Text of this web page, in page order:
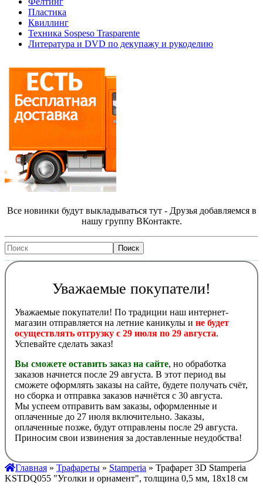
Пластика
Квиллинг
Техника Sospeso Trasparente
Литература и DVD по декупажу и рукоделию
Все новинки будут выкладываться тут - Друзья добавляемся в
нашу группу ВКонтакте.
Уважаемые покупатели!
Уважаемые покупатели! По традиции наш интернет-
магазин отправляется на летние каникулы и не будет
осуществлять отгрузку с 29 июля по 29 августа.
Успевайте сделать заказ!
Вы сможете оставить заказ на сайте, но обработка
заказов начнется после 29 августа. В этот период вы
сможете оформлять заказы на сайте, будете получать счёт,
но сборка и отправка заказов начнётся с 30 августа.
Мы успеем отправить вам заказы, оформленные и
оплаченные до 27 июля включительно. Заказы,
оплаченные позже, будут отправлены после 29 августа.
Приносим свои извинения за доставленные неудобства!
Главная » Трафареты » Stamperia » Трафарет 3D Stamperia
KSTDQ055 "Уголки и орнамент", толщина 0,5 мм, 18х18 см